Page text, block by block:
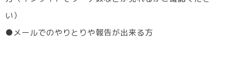
い）
●メールでのやりとりや報告が出来る方